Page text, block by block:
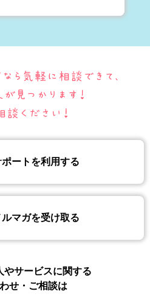
ートを利用する
マガを受け取る
やサービスに関する
せ・ご相談は